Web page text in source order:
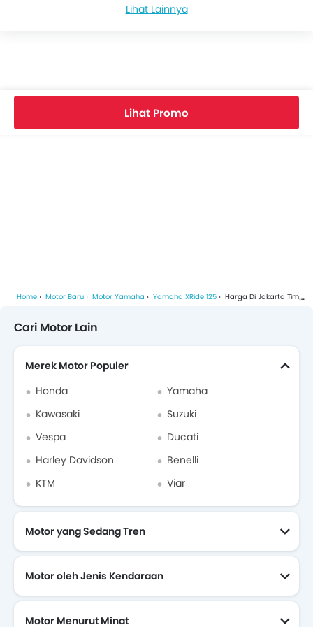
Yamaha XRide 125 Spesifikasi
Video Yamaha XRide 125
Lihat Lainnya
Lihat Promo
Home Motor Baru Motor Yamaha Yamaha XRide 125 Harga Di Jakarta Timur
Cari Motor Lain
Merek Motor Populer
Honda
Yamaha
Kawasaki
Suzuki
Vespa
Ducati
Harley Davidson
Benelli
KTM
Viar
Motor yang Sedang Tren
Motor oleh Jenis Kendaraan
Motor Menurut Minat